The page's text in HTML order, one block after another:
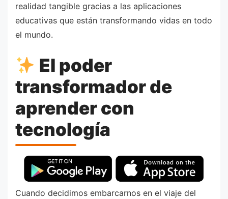
realidad tangible gracias a las aplicaciones
educativas que están transformando vidas en todo
el mundo.
El poder
transformador de
aprender con
tecnología
Cuando decidimos embarcarnos en el viaje del